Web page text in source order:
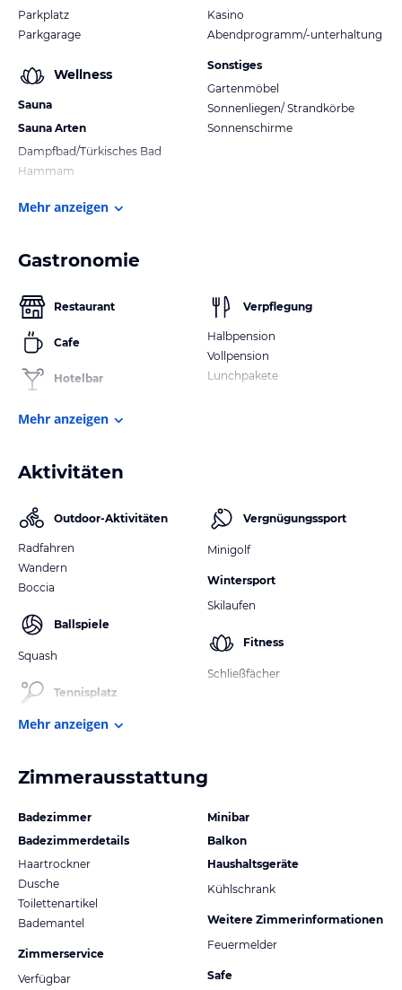
Parkplatz
Parkgarage
Wellness
Sauna
Sauna Arten
Dampfbad/Türkisches Bad
Hammam
Kasino
Abendprogramm/-unterhaltung
Sonstiges
Gartenmöbel
Sonnenliegen/ Strandkörbe
Sonnenschirme
Mehr anzeigen
Gastronomie
Restaurant
Cafe
Hotelbar
Verpflegung
Halbpension
Vollpension
Lunchpakete
Mehr anzeigen
Aktivitäten
Outdoor-Aktivitäten
Radfahren
Wandern
Boccia
Ballspiele
Squash
Tennisplatz
Vergnügungssport
Minigolf
Wintersport
Skilaufen
Fitness
Schließfächer
Mehr anzeigen
Zimmerausstattung
Badezimmer
Badezimmerdetails
Haartrockner
Dusche
Toilettenartikel
Bademantel
Zimmerservice
Verfügbar
Minibar
Balkon
Haushaltsgeräte
Kühlschrank
Weitere Zimmerinformationen
Feuermelder
Safe